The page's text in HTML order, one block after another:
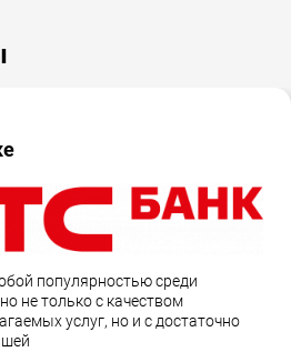
популярностью среди
не только с качеством
услуг, но и с достаточно